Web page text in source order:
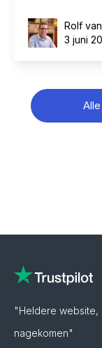
Rolf
3 juni
"Heldere website,
nagekomen"